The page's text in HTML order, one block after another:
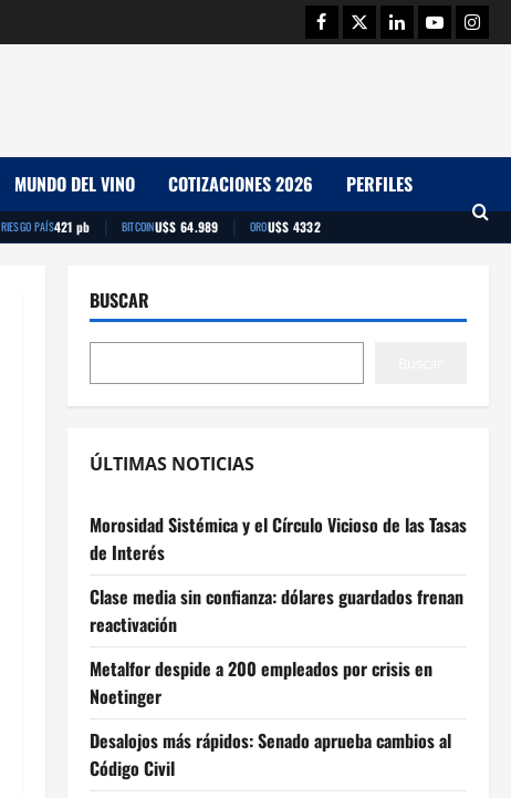
Facebook
TwitterLinkedinYoutube
MUNDO DEL VINO COTIZACIONES 2026 PERFILES
RIESGO PAÍS421 pb | BITCOINU$S 64.989 | OROU$S 4332
BUSCAR
ÚLTIMAS NOTICIAS
Morosidad Sistémica y el Círculo Vicioso de las Tasas
de Interés
Clase media sin confianza: dólares guardados frenan
reactivación
Metalfor despide a 200 empleados por crisis en
Noetinger
Desalojos más rápidos: Senado aprueba cambios al
Código Civil